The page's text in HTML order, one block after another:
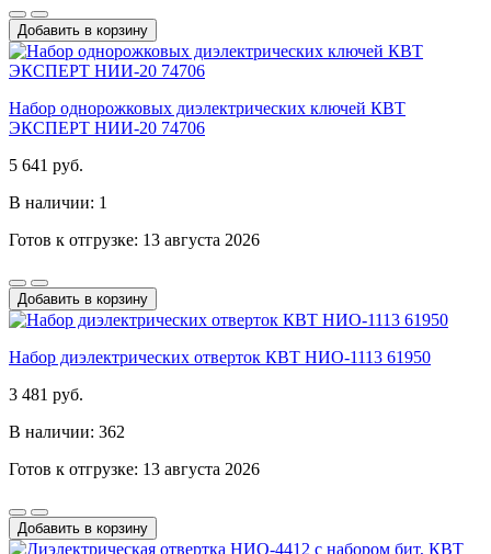
Добавить в корзину
Набор однорожковых диэлектрических ключей КВТ
ЭКСПЕРТ НИИ-20 74706
5 641 руб.
В наличии: 1
Готов к отгрузке: 13 августа 2026
Добавить в корзину
Набор диэлектрических отверток КВТ НИО-1113 61950
3 481 руб.
В наличии: 362
Готов к отгрузке: 13 августа 2026
Добавить в корзину